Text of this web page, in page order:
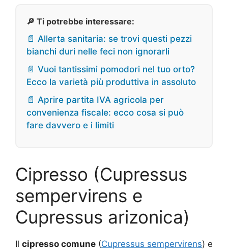
🔎 Ti potrebbe interessare:
📄 Allerta sanitaria: se trovi questi pezzi
bianchi duri nelle feci non ignorarli
📄 Vuoi tantissimi pomodori nel tuo orto?
Ecco la varietà più produttiva in assoluto
📄 Aprire partita IVA agricola per
convenienza fiscale: ecco cosa si può
fare davvero e i limiti
Cipresso (Cupressus
sempervirens e
Cupressus arizonica)
Il cipresso comune (Cupressus sempervirens) e